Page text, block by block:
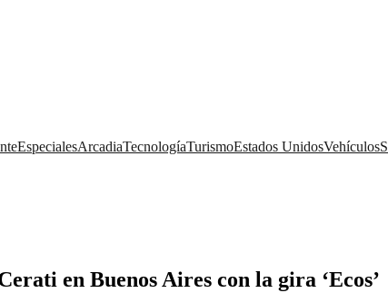
EspecialesArcadiaTecnologíaTurismoEstados UnidosVehículos
en Buenos Aires con la gira ‘Ecos’